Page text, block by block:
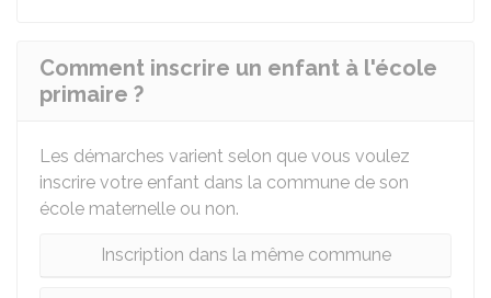
Comment inscrire un enfant à l'école
primaire ?
Les démarches varient selon que vous voulez
inscrire votre enfant dans la commune de son
école maternelle ou non.
Inscription dans la même commune